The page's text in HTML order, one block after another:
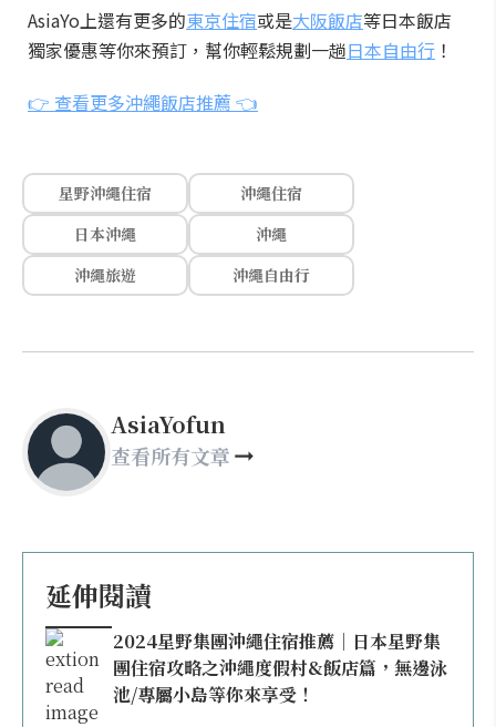
AsiaYo上還有更多的東京住宿或是大阪飯店等日本飯店
獨家優惠等你來預訂，幫你輕鬆規劃一趟日本自由行 ！
👉 查看更多沖繩飯店推薦 👈
星野沖繩住宿
沖繩住宿
日本沖繩
沖繩
沖繩旅遊
沖繩自由行
AsiaYofun
查看所有文章
延伸閱讀
2024星野集團沖繩住宿推薦｜日本星野集
團住宿攻略之沖繩度假村&飯店篇，無邊泳
池/專屬小島等你來享受！